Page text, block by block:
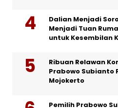
Dalian Menjadi
Menjadi Tuan
untuk Kesembilan
Ribuan Relawan
Prabowo Subianto
Mojokerto
Pemilih Prabowo